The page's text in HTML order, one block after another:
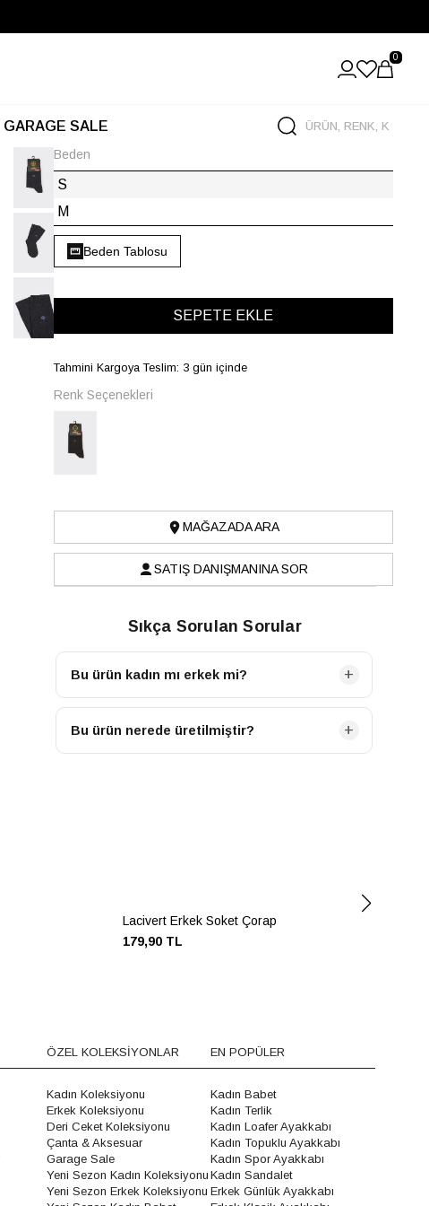
0
GARAGE SALE
Beden
S
M
Beden Tablosu
Tahmini Kargoya Teslim: 3 gün içinde
Renk Seçenekleri
MAĞAZADA ARA
SATIŞ DANIŞMANINA SOR
Sıkça Sorulan Sorular
Bu ürün kadın mı erkek mi?
Bu ürün ERKEK kategorisine ait bir modeldir.
Bu ürün nerede üretilmiştir?
Lacivert Erkek Soket Çorap
179,90 TL
ÖZEL KOLEKSİYONLAR
Kadın Koleksiyonu
Erkek Koleksiyonu
Deri Ceket Koleksiyonu
Çanta & Aksesuar
Garage Sale
Yeni Sezon Kadın Koleksiyonu
Yeni Sezon Erkek Koleksiyonu
EN POPÜLER
Kadın Babet
Kadın Terlik
Kadın Loafer Ayakkabı
Kadın Topuklu Ayakkabı
Kadın Spor Ayakkabı
Kadın Sandalet
Erkek Günlük Ayakkabı